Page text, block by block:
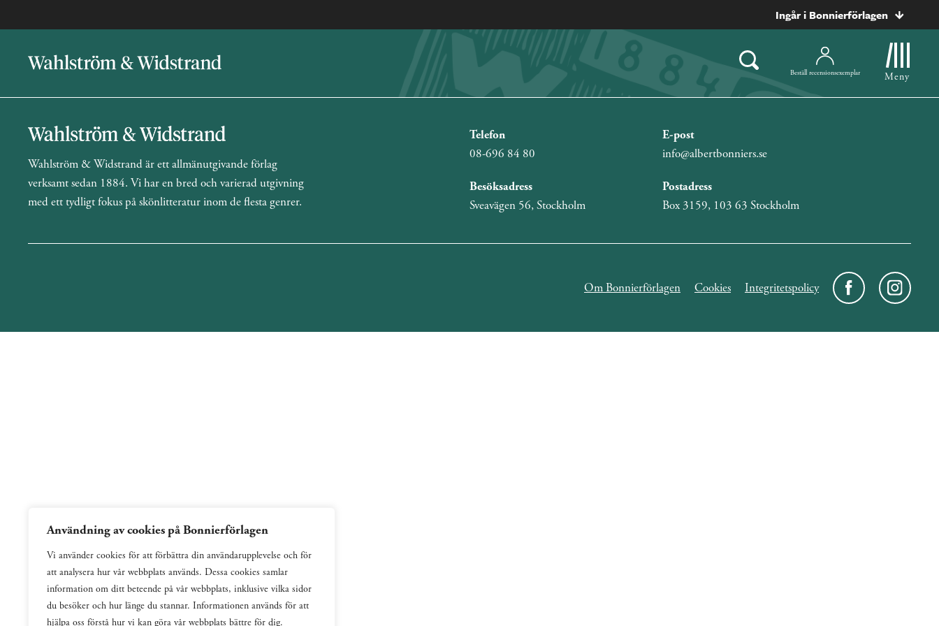
Användning av cookies på Bonnierförlagen
Vi använder cookies för att förbättra din användarupplevelse och för
att analysera hur vår webbplats används. Dessa cookies samlar
information om ditt beteende på vår webbplats, inklusive vilka sidor
du besöker och hur länge du stannar. Informationen används för att
hjälpa oss förstå hur vi kan göra vår webbplats bättre för dig.
Ingår i Bonnierförlagen
Beställ recensionsexemplar Meny
Wahlström & Widstrand är ett allmänutgivande förlag
verksamt sedan 1884. Vi har en bred och varierad utgivning
med ett tydligt fokus på skönlitteratur inom de flesta genrer.
Telefon
08-696 84 80
E-post
info@albertbonniers.se
Besöksadress
Sveavägen 56, Stockholm
Postadress
Box 3159, 103 63 Stockholm
Om Bonnierförlagen Cookies Integritetspolicy